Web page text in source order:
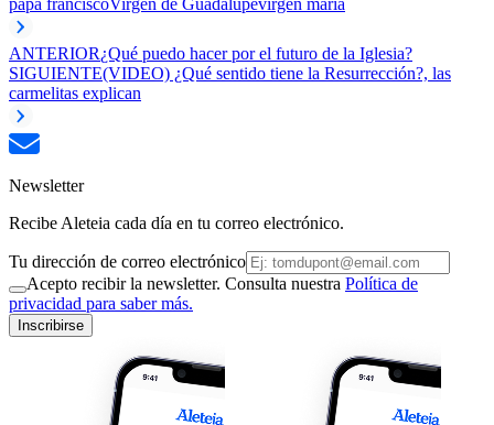
ANTERIOR¿Qué puedo hacer por el futuro de la Iglesia?
SIGUIENTE(VIDEO) ¿Qué sentido tiene la Resurrección?, las
carmelitas explican
Newsletter
Recibe Aleteia cada día en tu correo electrónico.
Tu dirección de correo electrónico
Acepto recibir la newsletter. Consulta nuestra Política de
privacidad para saber más.
Inscribirse